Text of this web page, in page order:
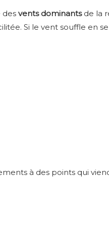
des vents dominants de la
Si le vent souffle en
à des points qui